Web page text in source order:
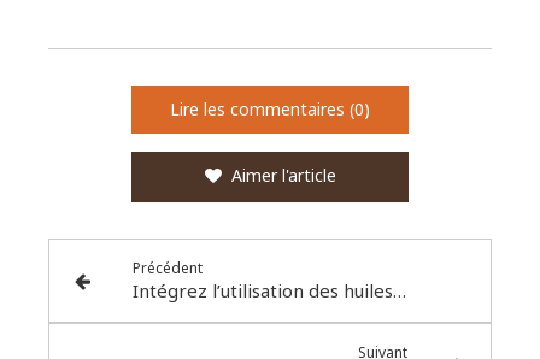
Lire les commentaires (0)
Aimer l'article
Précédent
Intégrez l’utilisation des huiles essentielles en complément de votre pratique
Suivant